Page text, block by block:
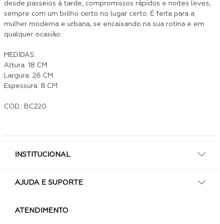
desde passeios à tarde, compromissos rápidos e noites leves,
sempre com um brilho certo no lugar certo. É feita para a
mulher moderna e urbana, se encaixando na sua rotina e em
qualquer ocasião.
MEDIDAS:
Altura: 18 CM
Largura: 26 CM
Espessura: 8 CM
COD.: BC220
INSTITUCIONAL
AJUDA E SUPORTE
ATENDIMENTO